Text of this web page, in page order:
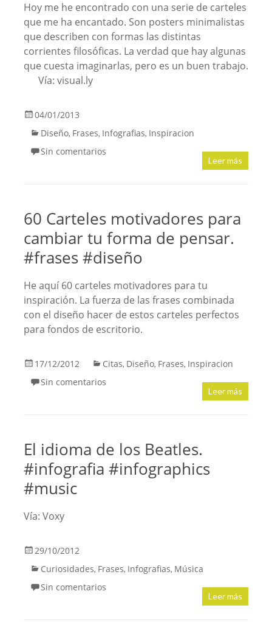
Hoy me he encontrado con una serie de carteles
que me ha encantado. Son posters minimalistas
que describen con formas las distintas
corrientes filosóficas. La verdad que hay algunas
que cuesta imaginarlas, pero es un buen trabajo.
Vía: visual.ly
04/01/2013
Diseño, Frases, Infografias, Inspiracion
Sin comentarios
Leer más
60 Carteles motivadores para
cambiar tu forma de pensar.
#frases #diseño
He aquí 60 carteles motivadores para tu
inspiración. La fuerza de las frases combinada
con el diseño hacer de estos carteles perfectos
para fondos de escritorio.
17/12/2012 Citas, Diseño, Frases, Inspiracion
Sin comentarios
Leer más
El idioma de los Beatles.
#infografia #infographics
#music
Vía: Voxy
29/10/2012
Curiosidades, Frases, Infografias, Música
Sin comentarios
Leer más